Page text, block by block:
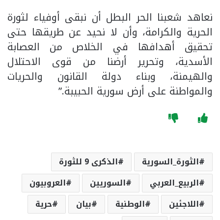
نعاهد شعبنا الحر البطل أن نبقى أوفياء لثورة
الحرية والكرامة، وأن لا نحيد عن طريقها حتى
تحقيق أهدافها في الخلاص من العصابة
الأسدية، وتحرير أرضنا من قوى الاحتلال
والهيمنة، وبناء دولة القانون والحريات
والمواطنة على أرض سورية الحبيبة.”
الثورة_السورية
الذكرى 9 للثورة
الربيع_العربي
السوريين
العروبيون
اللاجئين
الوطنية بيان
حرية